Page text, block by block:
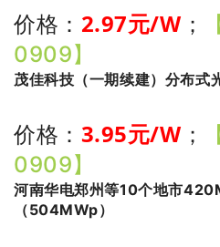
价格： 2.97元/W ；
0909】
茂佳科技（一期续建）分布式
价格： 3.95元/W ；
0909】
河南华电郑州等10个地市
（504MWp）